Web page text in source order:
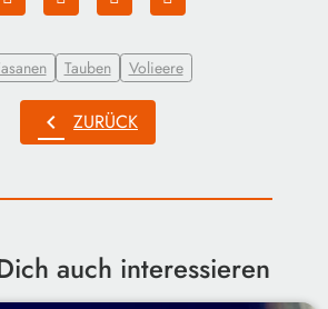
Tauben Volieere
chevron_left ZURÜCK
auch interessieren